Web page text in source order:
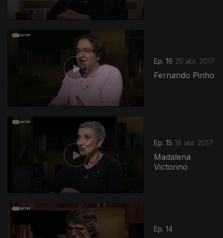
Ep. 16 25 abr. 2017
Fernando Pinho
Ep. 15 18 abr. 2017
Madalena
Victorino
Ep. 14